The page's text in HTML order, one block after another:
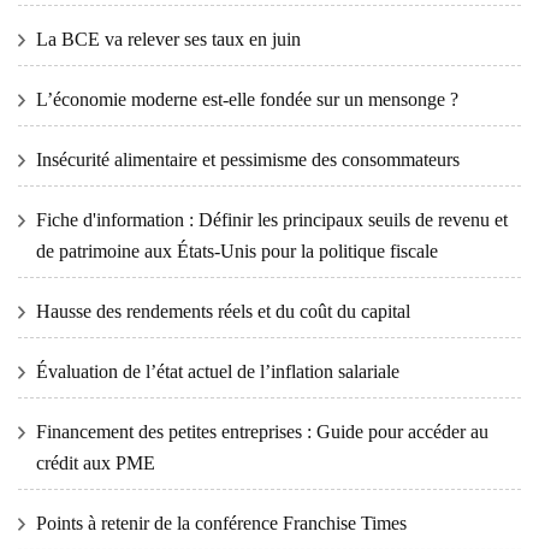
La BCE va relever ses taux en juin
L’économie moderne est-elle fondée sur un mensonge ?
Insécurité alimentaire et pessimisme des consommateurs
Fiche d'information : Définir les principaux seuils de revenu et
de patrimoine aux États-Unis pour la politique fiscale
Hausse des rendements réels et du coût du capital
Évaluation de l’état actuel de l’inflation salariale
Financement des petites entreprises : Guide pour accéder au
crédit aux PME
Points à retenir de la conférence Franchise Times